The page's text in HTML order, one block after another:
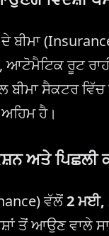
ਬੀਮਾ
ਰੂਟ
ਬੀਮਾ ਸੈਕਟਰ
ਹੈ।
ਅਤੇ ਪਿਛਲੀ
ਵੱਲੋਂ2 ਮਈ,
ਤੋਂ ਆਉਣ ਵਾਲੇ